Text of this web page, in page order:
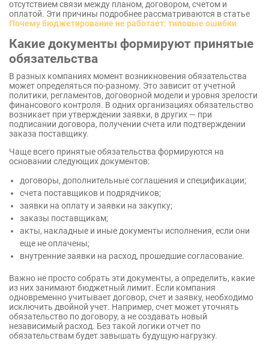
отсутствием связи между планом, договором, счетом и
оплатой. Эти причины подробнее рассматриваются в статье
Почему бюджетирование не работает: типовые ошибки.
Какие документы формируют принятые
обязательства
В разных компаниях момент возникновения обязательства
может определяться по-разному. Это зависит от учетной
политики, регламентов, договорной модели и уровня зрелости
финансового контроля. В одних организациях обязательство
возникает при утверждении заявки, в других — при
подписании договора, получении счета или подтверждении
заказа поставщику.
Чаще всего принятые обязательства формируются на
основании следующих документов:
договоры, дополнительные соглашения и спецификации;
счета поставщиков и подрядчиков;
заявки на оплату и заявки на закупку;
заказы поставщикам;
акты, накладные и иные документы исполнения, если они
еще не оплачены;
внутренние заявки на расход, прошедшие согласование.
Важно не просто собрать эти документы, а определить, какие
из них занимают бюджетный лимит. Если компания
одновременно учитывает договор, счет и заявку, необходимо
исключить двойной учет. Например, счет может уточнять
обязательство по договору, а не создавать новый
независимый расход. Без такой логики отчет по
обязательствам будет завышать будущую нагрузку.